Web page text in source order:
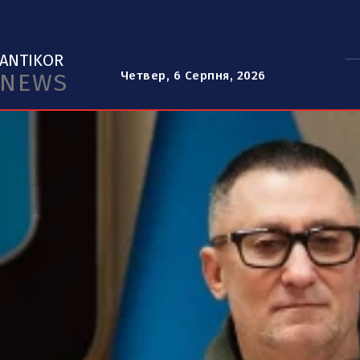
ANTIKOR
NEWS Четвер, 6 Серпня, 2026